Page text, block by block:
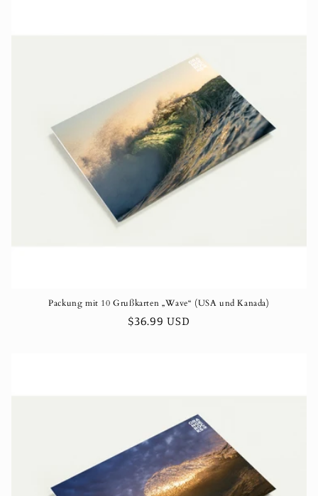
Packung mit 10 Grußkarten „Wave“ (USA und Kanada)
Normaler
$36.99 USD